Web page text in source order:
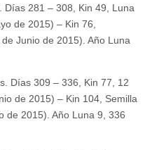
Días 281 – 308, Kin 49, Luna
de 2015) – Kin 76,
Junio de 2015). Año Luna
Días 309 – 336, Kin 77, 12
de 2015) – Kin 104, Semilla
de 2015). Año Luna 9, 336